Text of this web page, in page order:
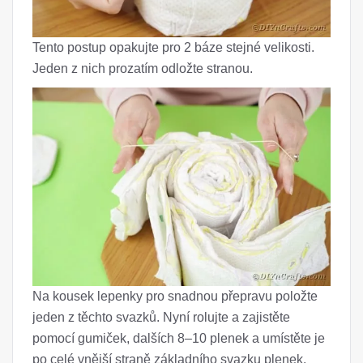
Tento postup opakujte pro 2 báze stejné velikosti.
Jeden z nich prozatím odložte stranou.
Na kousek lepenky pro snadnou přepravu položte
jeden z těchto svazků. Nyní rolujte a zajistěte
pomocí gumiček, dalších 8–10 plenek a umístěte je
po celé vnější straně základního svazku plenek.